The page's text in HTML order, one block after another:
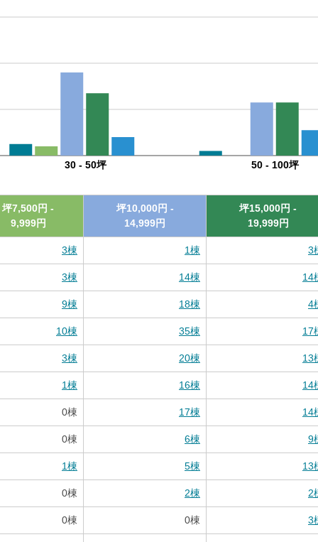
30 - 50坪 50 - 100坪
坪7,500円 -
9,999円
坪10,000 円 -
14,999円
坪15,000円 -
19,999円
3棟 1棟 3
3棟 14棟 14
9棟 18棟 4
10棟 35棟 17
3棟 20棟 13
1棟 16棟 14
0棟 17棟 14
0棟 6棟 9
1棟 5棟 13
0棟 2棟 2
0棟 0棟 3